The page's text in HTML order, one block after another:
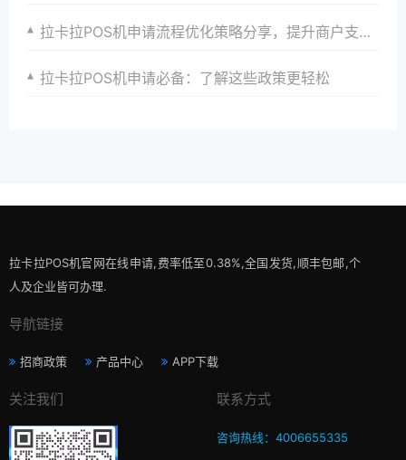
拉卡拉POS机申请流程优化策略分享，提升商户支付效率与体验
拉卡拉POS机申请必备：了解这些政策更轻松
拉卡拉POS机官网在线申请,费率低至0.38%,全国发货,顺丰包邮,个
人及企业皆可办理.
导航链接
招商政策 产品中心 APP下载
关注我们 联系方式
咨询热线：4006655335